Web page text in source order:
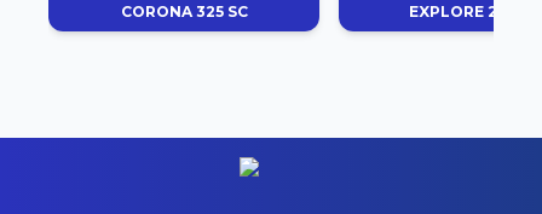
CORONA 325 SC EXPLORE 250 EC